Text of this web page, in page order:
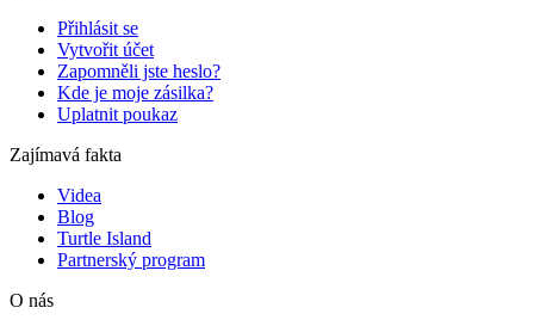
Přihlásit se
Vytvořit účet
Zapomněli jste heslo?
Kde je moje zásilka?
Uplatnit poukaz
Zajímavá fakta
Videa
Blog
Turtle Island
Partnerský program
O nás